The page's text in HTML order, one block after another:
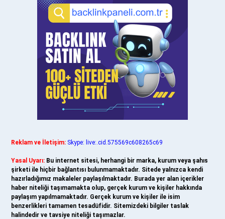
Reklam ve İletişim: Skype: live:.cid.575569c608265c69
Yasal Uyarı: Bu internet sitesi, herhangi bir marka, kurum veya şahıs
şirketi ile hiçbir bağlantısı bulunmamaktadır. Sitede yalnızca kendi
hazırladığımız makaleler paylaşılmaktadır. Burada yer alan içerikler
haber niteliği taşımamakta olup, gerçek kurum ve kişiler hakkında
paylaşım yapılmamaktadır. Gerçek kurum ve kişiler ile isim
benzerlikleri tamamen tesadüfidir. Sitemizdeki bilgiler taslak
halindedir ve tavsiye niteliği taşımazlar.